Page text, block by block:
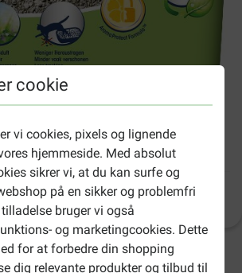
cookie
vi cookies, pixels og lignende
hjemmeside. Med absolut
sikrer vi, at du kan surfe og
på en sikker og problemfri
bruger vi også
og marketingcookies. Dette
for at forbedre din shopping
dig relevante produkter og tilbud til
Fresh kattegrus
Produktinformation
2-4 arbejdsdage, medmindre andet er angivet